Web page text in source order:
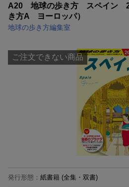
A20 地球の歩き方 スペイン
き方A ヨーロッパ）
地球の歩き方編集室
ご注文できない商品
発行形態 ： 紙書籍 (全集・双書)